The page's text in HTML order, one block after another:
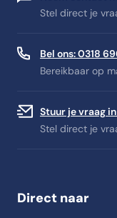
Stel direct je
Bel ons: 0318
Bereikbaar op
Stuur je vraag
Stel direct je
Direct naar